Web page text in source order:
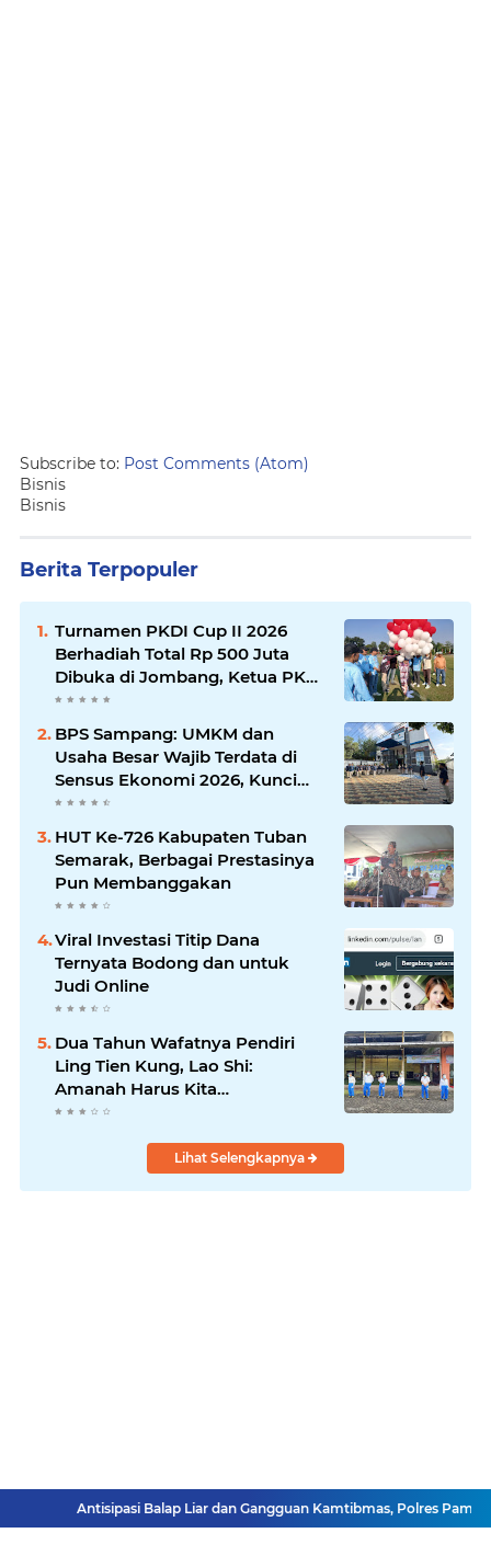
Subscribe to: Post Comments (Atom)
Bisnis
Bisnis
Berita Terpopuler
Turnamen PKDI Cup II 2026
Berhadiah Total Rp 500 Juta
Dibuka di Jombang, Ketua PKDI
Jatim Syaifullah Mahdi: Ajang
Komunikasi Antar-Kades untuk
Memajukan Desa
BPS Sampang: UMKM dan
Usaha Besar Wajib Terdata di
Sensus Ekonomi 2026, Kunci
Kebijakan Tepat Sasaran
HUT Ke-726 Kabupaten Tuban
Semarak, Berbagai Prestasinya
Pun Membanggakan
Viral Investasi Titip Dana
Ternyata Bodong dan untuk
Judi Online
Dua Tahun Wafatnya Pendiri
Ling Tien Kung, Lao Shi:
Amanah Harus Kita
Laksanakan!
Lihat Selengkapnya
Antisipasi Balap Liar dan Gangguan Kamtibmas, Polres